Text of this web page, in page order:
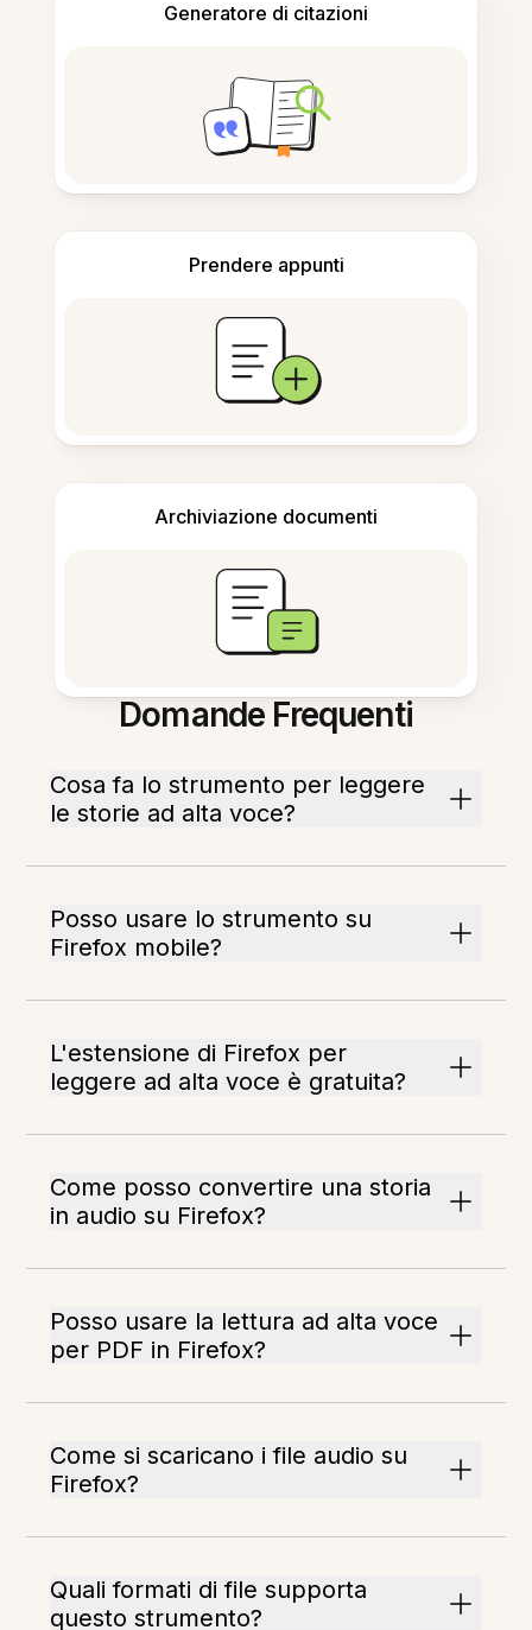
Generatore di citazioni
Prendere appunti
Archiviazione documenti
Domande Frequenti
Cosa fa lo strumento per leggere
le storie ad alta voce?
Posso usare lo strumento su
Firefox mobile?
L'estensione di Firefox per
leggere ad alta voce è gratuita?
Come posso convertire una storia
in audio su Firefox?
Posso usare la lettura ad alta voce
per PDF in Firefox?
Come si scaricano i file audio su
Firefox?
Quali formati di file supporta
questo strumento?